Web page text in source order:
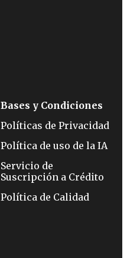
Bases y Condiciones
Políticas de Privacidad
Política de uso de la IA
Servicio de
Suscripción a Crédito
Política de Calidad